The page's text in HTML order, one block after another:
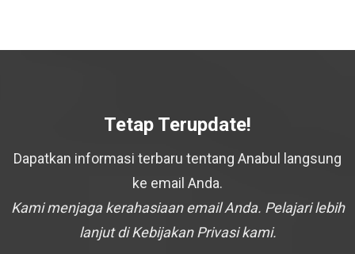
Tetap Terupdate!
Dapatkan informasi terbaru tentang Anabul langsung
ke email Anda.
Kami menjaga kerahasiaan email Anda. Pelajari lebih
lanjut di Kebijakan Privasi kami.